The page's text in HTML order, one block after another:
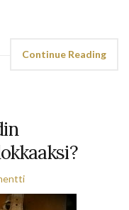
Continue Reading